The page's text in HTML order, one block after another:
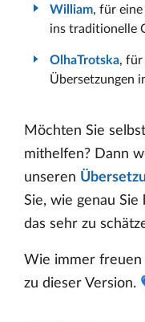
William, für
ins traditionelle
OlhaTrotska, für
Übersetzungen
Möchten Sie
mithelfen? Dann
unseren
Sie, wie genau
das sehr zu
Wie immer freuen
zu dieser Version.